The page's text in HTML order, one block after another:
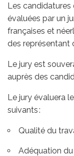
Les candidatures
évaluées par un
françaises et
des représentant
Le jury est
auprès des
Le jury évaluera
suivants :
Qualité du
Adéquation